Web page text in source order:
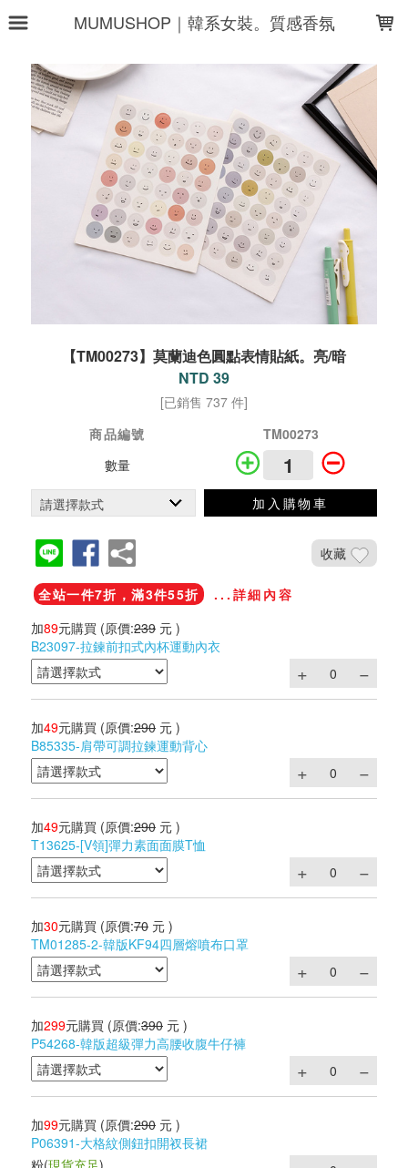
MUMUSHOP｜韓系女裝。質感香氛
【TM00273】莫蘭迪色圓點表情貼紙。亮/暗
NTD 39
[已銷售 737 件]
商品編號
TM00273
數量
加入購物車
收藏
全站一件7折，滿3件55折
...詳細內容
加89元購買 (原價:239 元 )
B23097-拉鍊前扣式內杯運動內衣
加49元購買 (原價:290 元 )
B85335-肩帶可調拉鍊運動背心
加49元購買 (原價:290 元 )
T13625-[V領]彈力素面面膜T恤
加30元購買 (原價:70 元 )
TM01285-2-韓版KF94四層熔噴布口罩
加299元購買 (原價:390 元 )
P54268-韓版超級彈力高腰收腹牛仔褲
加99元購買 (原價:290 元 )
P06391-大格紋側鈕扣開衩長裙
粉(現貨充足)